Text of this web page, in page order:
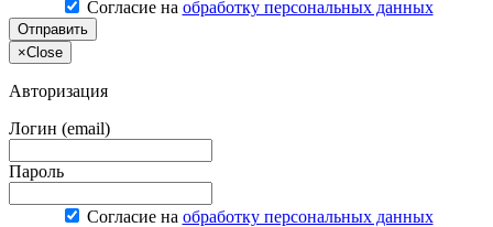
Согласие на обработку персональных данных
Отправить
×Close
Авторизация
Логин (email)
Пароль
Согласие на обработку персональных данных